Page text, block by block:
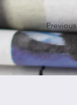
Previous